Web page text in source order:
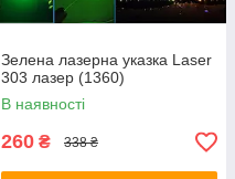
Зелена лазерна указка Laser
303 лазер (1360)
В наявності
260 ₴ 338 ₴